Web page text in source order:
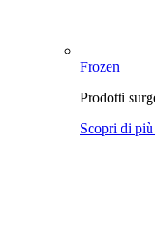
Frozen
Prodotti
Scopri di